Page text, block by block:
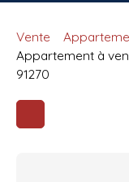
Vente
Appartement à
91270